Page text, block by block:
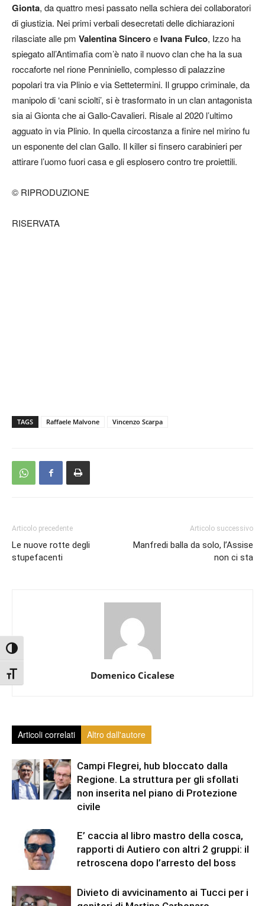
Attiva/disattiva alto contrasto
Attiva/disattiva dimensione testo
Gionta, da quattro mesi passato nella schiera dei collaboratori
di giustizia. Nei primi verbali desecretati delle dichiarazioni
rilasciate alle pm Valentina Sinceroe Ivana Fulco, Izzo ha
spiegato all’Antimafia com’è nato il nuovo clan che ha la sua
roccaforte nel rione Penniniello, complesso di palazzine
popolari tra via Plinio e via Settetermini. Il gruppo criminale, da
manipolo di ‘cani sciolti’, si è trasformato in un clan antagonista
sia ai Gionta che ai Gallo-Cavalieri. Risale al 2020 l’ultimo
agguato in via Plinio. In quella circostanza a finire nel mirino fu
un esponente del clan Gallo. Il killer si finsero carabinieri per
attirare l’uomo fuori casa e gli esplosero contro tre proiettili.
© RIPRODUZIONE
RISERVATA
TAGS Raffaele Malvone Vincenzo Scarpa
Articolo precedente
Le nuove rotte degli
stupefacenti
Articolo successivo
Manfredi balla da solo, l’Assise
non ci sta
Domenico Cicalese
Articoli correlati Altro dall'autore
Campi Flegrei, hub bloccato dalla
Regione. La struttura per gli sfollati
non inserita nel piano di Protezione
civile
E’ caccia al libro mastro della cosca,
rapporti di Autiero con altri 2 gruppi: il
retroscena dopo l’arresto del boss
Divieto di avvicinamento ai Tucci per i